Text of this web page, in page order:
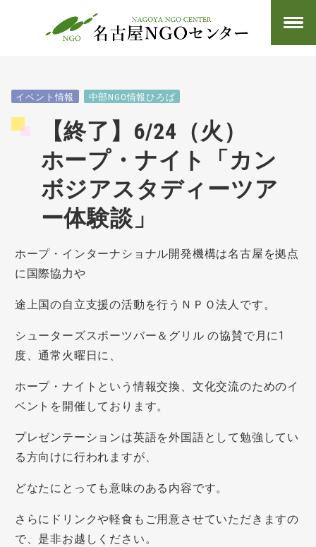
イベント情報 中部NGO情報ひろば
【終了】6/24（火）
ホープ・ナイト「カン
ボジアスタディーツア
ー体験談」
ホープ・インターナショナル開発機構は名古屋を拠点
に国際協力や
途上国の自立支援の活動を行うＮＰＯ法人です。
シューターズスポーツバー＆グリル の協賛で月に1
度、通常火曜日に、
ホープ・ナイトという情報交換、文化交流のためのイ
ベントを開催しております。
プレゼンテーションは英語を外国語として勉強してい
る方向けに行われますが、
どなたにとっても意味のある内容です。
さらにドリンクや軽食もご用意させていただきますの
で、是非お越しください。